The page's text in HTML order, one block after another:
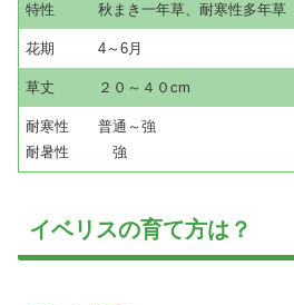
特性 秋まき一年草、耐寒性多年草
花期 4～6月
草丈 ２０～４０cm
耐寒性 普通～強
耐暑性 強
イベリスの育て方は？